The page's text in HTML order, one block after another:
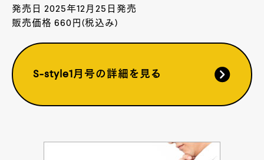
発売日 2025年12月25日発売
販売価格 660円(税込み)
S-style1月号の詳細を見る